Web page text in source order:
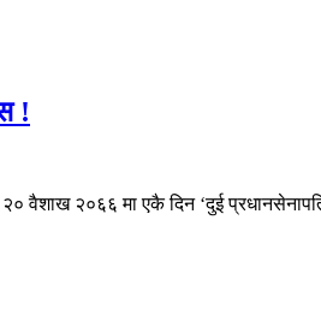
!
२० वैशाख २०६६ मा एकै दिन ‘दुई